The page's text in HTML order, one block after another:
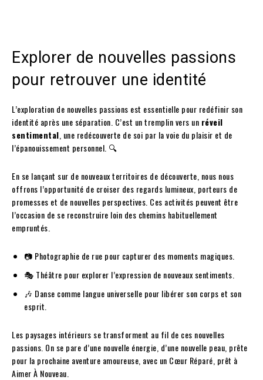
Explorer de nouvelles passions
pour retrouver une identité
L’exploration de nouvelles passions est essentielle pour redéfinir son
identité après une séparation. C’est un tremplin vers un réveil
sentimental , une redécouverte de soi par la voie du plaisir et de
l’épanouissement personnel. 🔍
En se lançant sur de nouveaux territoires de découverte, nous nous
offrons l’opportunité de croiser des regards lumineux, porteurs de
promesses et de nouvelles perspectives. Ces activités peuvent être
l’occasion de se reconstruire loin des chemins habituellement
empruntés.
📷 Photographie de rue pour capturer des moments magiques.
🎭 Théâtre pour explorer l’expression de nouveaux sentiments.
🎶 Danse comme langue universelle pour libérer son corps et son
esprit.
Les paysages intérieurs se transforment au fil de ces nouvelles
passions. On se pare d’une nouvelle énergie, d’une nouvelle peau, prête
pour la prochaine aventure amoureuse, avec un Cœur Réparé, prêt à
Aimer À Nouveau.